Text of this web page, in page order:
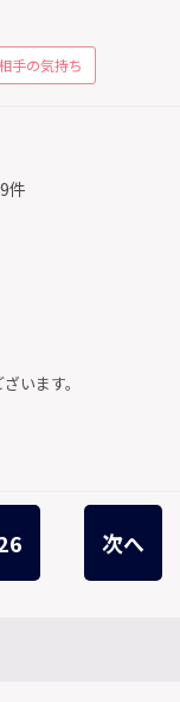
相手の気持ち
件
います。
次へ